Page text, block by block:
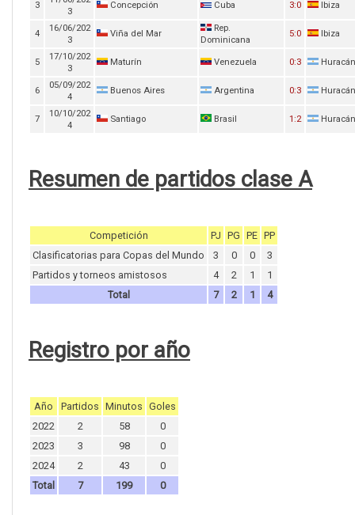
3
3
Concepción Cuba 3:0 Ibiza
4
16/06/202
3
Viña del Mar
Rep.
Dominicana
5:0 Ibiza
5
17/10/202
3
Maturín Venezuela 0:3 Huracán
6
05/09/202
4
Buenos Aires Argentina 0:3 Huracán
7
10/10/202
4
Santiago Brasil 1:2 Huracán
Resumen de partidos clase A
Competición PJ PG PE PP
Clasificatorias para Copas del Mundo
3 0 0
3
Partidos y torneos amistosos
4 2 1
1
Total
7 2 1 4
Registro por año
Año Partidos Minutos Goles
2022
2 58
0
2023
3 98
0
2024
2 43
0
Total
7 199 0